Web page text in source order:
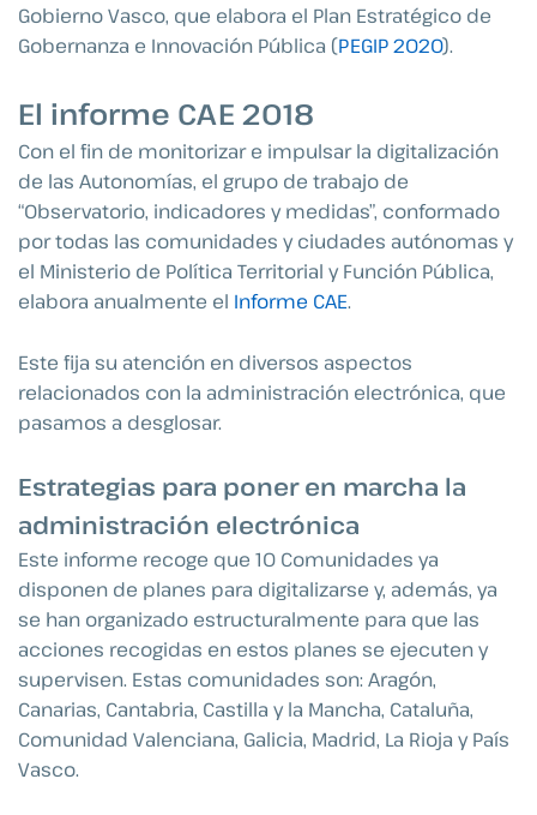
Gobierno Vasco, que elabora el Plan Estratégico de
Gobernanza e Innovación Pública (PEGIP 2020).
El informe CAE 2018
Con el fin de monitorizar e impulsar la digitalización
de las Autonomías, el grupo de trabajo de
“Observatorio, indicadores y medidas”, conformado
por todas las comunidades y ciudades autónomas y
el Ministerio de Política Territorial y Función Pública,
elabora anualmente el Informe CAE.
Este fija su atención en diversos aspectos
relacionados con la administración electrónica, que
pasamos a desglosar.
Estrategias para poner en marcha la
administración electrónica
Este informe recoge que 10 Comunidades ya
disponen de planes para digitalizarse y, además, ya
se han organizado estructuralmente para que las
acciones recogidas en estos planes se ejecuten y
supervisen. Estas comunidades son: Aragón,
Canarias, Cantabria, Castilla y la Mancha, Cataluña,
Comunidad Valenciana, Galicia, Madrid, La Rioja y País
Vasco.